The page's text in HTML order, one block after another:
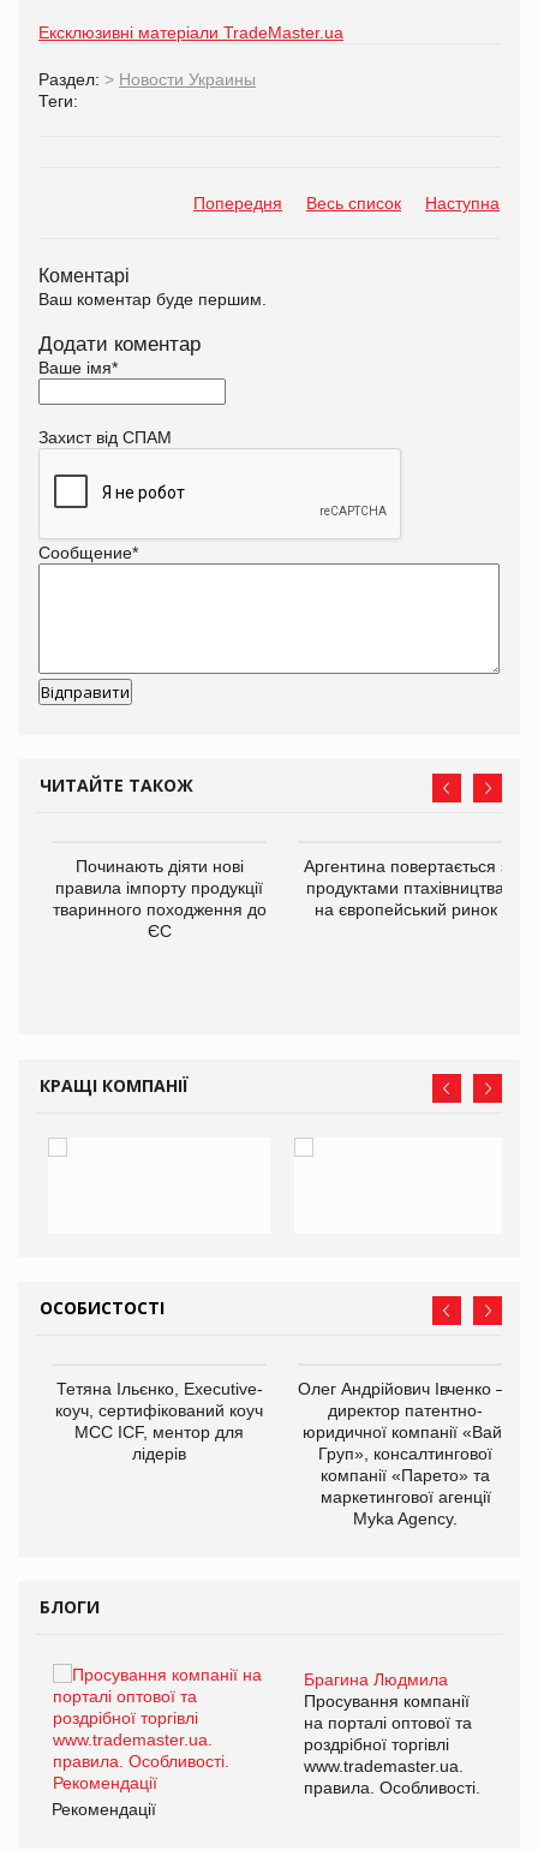
Ексклюзивні матеріали TradeMaster.ua
Раздел: > Новости Украины
Теги:
Попередня Весь список Наступна
Коментарі
Ваш коментар буде першим.
Додати коментар
Ваше імя*
Захист від СПАМ
Сообщение*
ЧИТАЙТЕ ТАКОЖ
Починають діяти нові
правила імпорту продукції
тваринного походження до
ЄС
Аргентина повертається з
продуктами птахівництва
на європейський ринок
КРАЩІ КОМПАНІЇ
ОСОБИСТОСТІ
Тетяна Ільєнко, Executive-
коуч, сертифікований коуч
МСС ICF, ментор для
лідерів
Олег Андрійович Івченко —
директор патентно-
юридичної компанії «Вайз
Груп», консалтингової
компанії «Парето» та
маркетингової агенції
Myka Agency.
БЛОГИ
Брагина Людмила
Просування компанії
на порталі оптової та
роздрібної торгівлі
www.trademaster.ua.
правила. Особливості.
Рекомендації